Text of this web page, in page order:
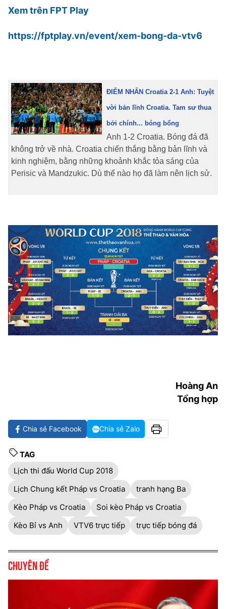
Xem trên FPT Play
https://fptplay.vn/event/xem-bong-da-vtv6
ĐIỂM NHẤN Croatia 2-1 Anh: Tuyệt
vời bản lĩnh Croatia. Tam sư thua
bởi chính... bóng bổng
Anh 1-2 Croatia. Bóng đá đã
không trở về nhà. Croatia chiến thắng bằng bản lĩnh và
kinh nghiệm, bằng những khoảnh khắc tỏa sáng của
Perisic và Mandzukic. Dù thế nào họ đã làm nên lịch sử.
Hoàng An
Tổng hợp
Chia sẻ Facebook Chia sẻ Zalo
TAG
Lịch thi đấu World Cup 2018
Lịch Chung kết Pháp vs Croatia
tranh hạng Ba
Kèo Pháp vs Croatia
Soi kèo Pháp vs Croatia
Kèo Bỉ vs Anh
VTV6 trực tiếp trực tiếp bóng đá
Chuyên đề